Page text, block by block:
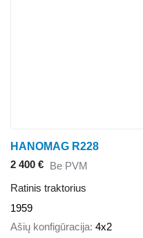
HANOMAG R228
2 400 € Be PVM
Ratinis traktorius
1959
Ašių konfigūracija 4x2